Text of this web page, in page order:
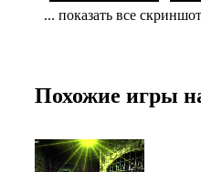
... показать все
Похожие игры